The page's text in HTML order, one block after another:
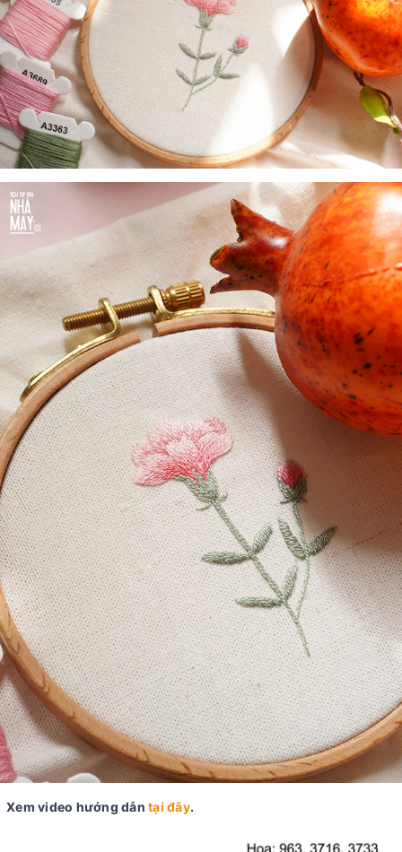
Xem video hướng dẫn tại đây.